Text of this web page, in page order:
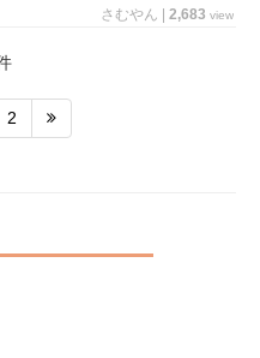
さむやん
2,683 view
2